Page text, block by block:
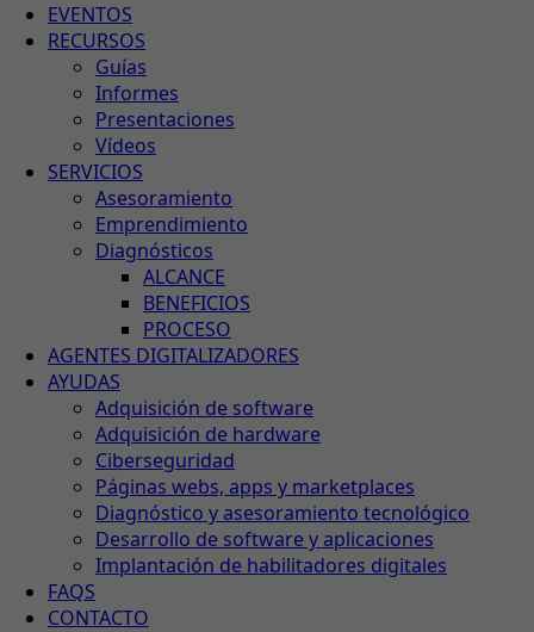
EVENTOS
RECURSOS
Guías
Informes
Presentaciones
Vídeos
SERVICIOS
Asesoramiento
Emprendimiento
Diagnósticos
ALCANCE
BENEFICIOS
PROCESO
AGENTES DIGITALIZADORES
AYUDAS
Adquisición de software
Adquisición de hardware
Ciberseguridad
Páginas webs, apps y marketplaces
Diagnóstico y asesoramiento tecnológico
Desarrollo de software y aplicaciones
Implantación de habilitadores digitales
FAQS
CONTACTO